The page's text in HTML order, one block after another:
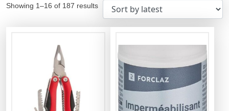
Showing 1–16 of 187 results